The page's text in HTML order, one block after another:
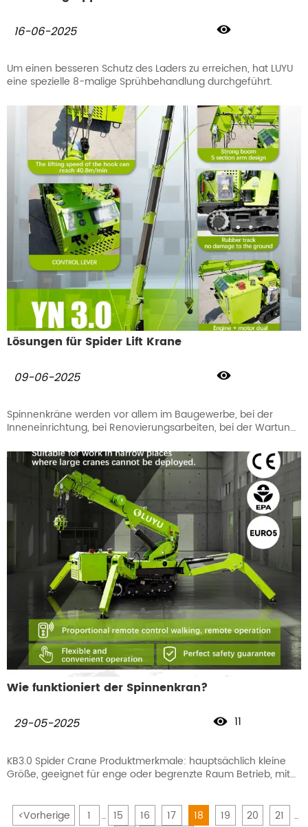
16-06-2025

Um einen besseren Schutz des Laders zu erreichen, hat LUYU
eine spezielle 8-malige Sprühbehandlung durchgeführt.
Lösungen für Spider Lift Krane
09-06-2025

Spinnenkräne werden vor allem im Baugewerbe, bei der
Inneneinrichtung, bei Renovierungsarbeiten, bei der Wartung
und bei Dschungelarbeiten eingesetzt.
Wie funktioniert der Spinnenkran?
29-05-2025
 11
KB3.0 Spider Crane Produktmerkmale: hauptsächlich kleine
Größe, geeignet für enge oder begrenzte Raum Betrieb, mit
<Vorherige 1 ... 15 16 17 18 19 20 21 ...